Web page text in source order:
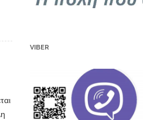
VIBER